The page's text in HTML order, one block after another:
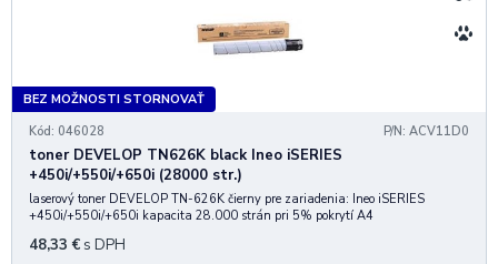
BEZ MOŽNOSTI STORNOVAŤ
Kód: 046028
P/N: ACV11D0
toner DEVELOP TN626K black Ineo iSERIES
+450i/+550i/+650i (28000 str.)
laserový toner DEVELOP TN-626K čierny pre zariadenia: Ineo iSERIES
+450i/+550i/+650i kapacita 28.000 strán pri 5% pokrytí A4
48,33 € s DPH